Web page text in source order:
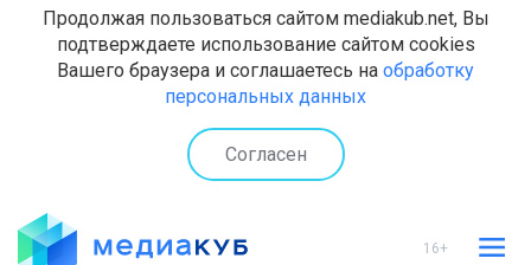
Продолжая пользоваться сайтом mediakub.net, Вы
подтверждаете использование сайтом cookies
Вашего браузера и соглашаетесь на обработку
персональных данных
Согласен
16+